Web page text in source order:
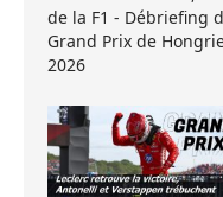
de la F1 - Débriefing
Grand Prix de
2026